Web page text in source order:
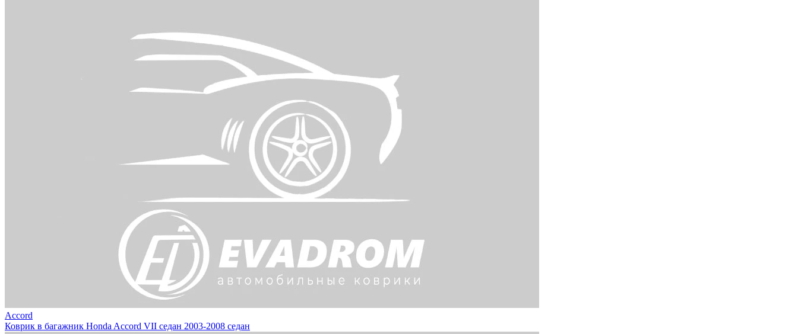
Accord
Коврик в багажник Honda Accord VII седан 2003-2008 седан